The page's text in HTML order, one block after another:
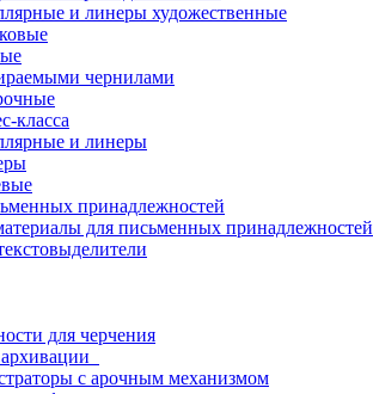
и линеры художественные
чернилами
класса
и линеры
принадлежностей
для письменных принадлежностей
для черчения
с арочным механизмом